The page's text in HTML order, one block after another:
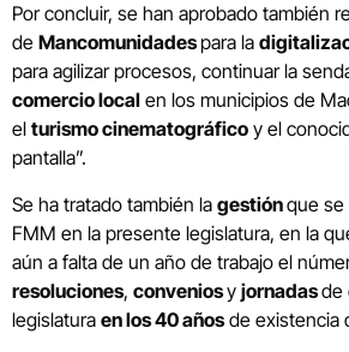
Por concluir, se han aprobado también
de Mancomunidadespara la
para agilizar procesos, continuar la
comercio local en los municipios de
el turismo cinematográfico y el
pantalla”.
Se ha tratado también la gestiónque se
FMM en la presente legislatura, en la
aún a falta de un año de trabajo el
resoluciones, conveniosy jornadasde
legislatura en los 40 añosde existencia